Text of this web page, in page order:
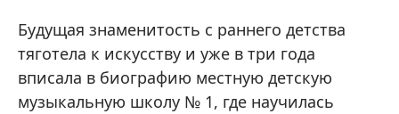
Будущая знаменитость с раннего детства
тяготела к искусству и уже в три года
вписала в биографию местную детскую
музыкальную школу № 1, где научилась